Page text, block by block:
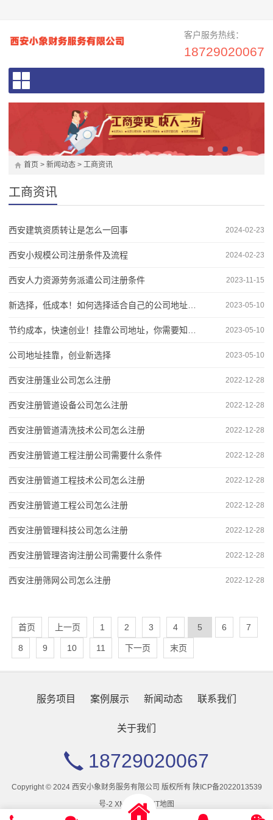
客户服务热线：
18729020067
首页 > 新闻动态 > 工商资讯
工商资讯
2024-02-23
西安建筑资质转让是怎么一回事
2024-02-23
西安小规模公司注册条件及流程
2023-11-15
西安人力资源劳务派遣公司注册条件
2023-05-10
新选择，低成本！如何选择适合自己的公司地址挂靠服务？
2023-05-10
节约成本，快速创业！挂靠公司地址，你需要知道的一切
2023-05-10
公司地址挂靠，创业新选择
2022-12-28
西安注册篷业公司怎么注册
2022-12-28
西安注册管道设备公司怎么注册
2022-12-28
西安注册管道清洗技术公司怎么注册
2022-12-28
西安注册管道工程注册公司需要什么条件
2022-12-28
西安注册管道工程技术公司怎么注册
2022-12-28
西安注册管道工程公司怎么注册
2022-12-28
西安注册管理科技公司怎么注册
2022-12-28
西安注册管理咨询注册公司需要什么条件
2022-12-28
西安注册筛网公司怎么注册
首页 上一页 1 2 3 4 5 6 7
8 9 10 11 下一页 末页
服务项目 案例展示 新闻动态 联系我们
关于我们
18729020067
Copyright © 2024 西安小象财务服务有限公司 版权所有 陕ICP备2022013539
号-2 XML地图 TXT地图